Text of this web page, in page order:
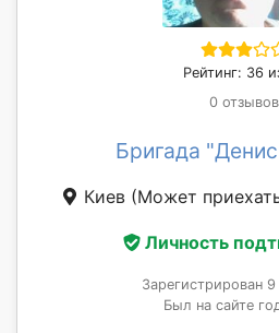
Рейтинг: 36
0 отзывов
Бригада
Киев (Может
Личность
Зарегистрирован 9
Был на сайте